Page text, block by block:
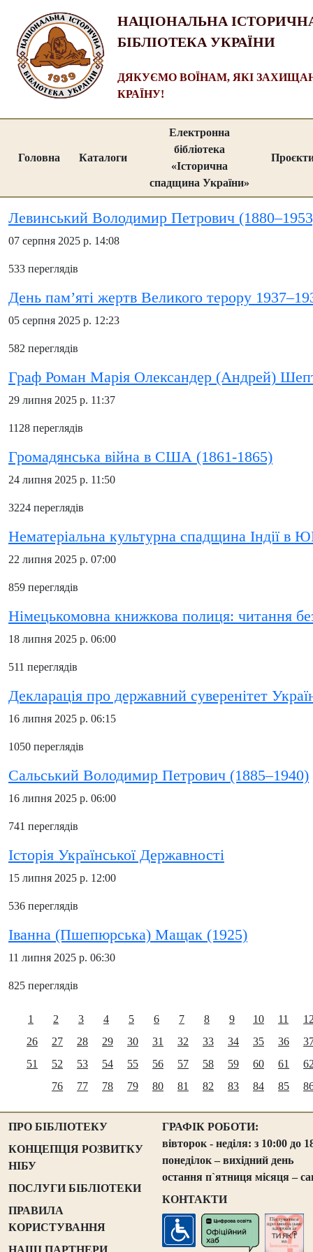
НАЦІОНАЛЬНА
БІБЛІОТЕКА УКРАЇНИ
ДЯКУЄМО ВОЇНАМ, ЯКІ
КРАЇНУ!
Головна Каталоги
Електронна
бібліотека
«Історична
спадщина України»
Левинський Володимир Петрович
07 серпня 2025 р. 14:08
533 переглядів
День пам’яті жертв Великого терору
05 серпня 2025 р. 12:23
582 переглядів
Граф Роман Марія Олександер (Андрей)
29 липня 2025 р. 11:37
1128 переглядів
Громадянська війна в США (1861-1865)
24 липня 2025 р. 11:50
3224 переглядів
Нематеріальна культурна спадщина Індії
22 липня 2025 р. 07:00
859 переглядів
Німецькомовна книжкова полиця: читання
18 липня 2025 р. 06:00
511 переглядів
Декларація про державний суверенітет
16 липня 2025 р. 06:15
1050 переглядів
Сальський Володимир Петрович (1885–1940)
16 липня 2025 р. 06:00
741 переглядів
Історія Української Державності
15 липня 2025 р. 12:00
536 переглядів
Іванна (Пшепюрська) Мащак (1925)
11 липня 2025 р. 06:30
825 переглядів
1 2 3 4 5 6 7 8 9 10 11
26
27 28 29 30 31 32 33 34 35 36
51
52 53 54 55 56 57 58 59 60 61
76
77 78 79 80 81 82 83 84 85
ПРО БІБЛІОТЕКУ
КОНЦЕПЦІЯ РОЗВИТКУ
НІБУ
ПОСЛУГИ БІБЛІОТЕКИ
ПРАВИЛА
КОРИСТУВАННЯ
НАШІ ПАРТНЕРИ
ГРАФІК РОБОТИ:
вівторок - неділя: з 10:00 до
понеділок – вихідний день
остання п`ятниця місяця –
КОНТАКТИ